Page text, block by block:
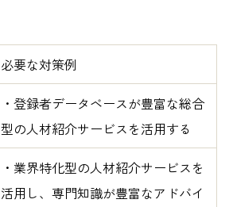
必要な対策例
・登録者データベースが豊富な総合
型の人材紹介サービスを活用する
・業界特化型の人材紹介サービスを
活用し、専門知識が豊富なアドバイ